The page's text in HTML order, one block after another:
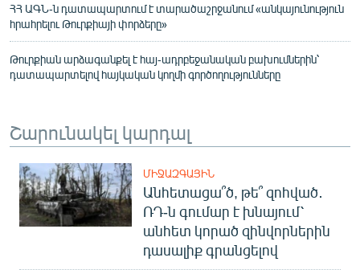
ՀՀ ԱԳՆ-ն դատապարտում է տարածաշրջանում «անկայունություն
հրահրելու Թուրքիայի փորձերը»
Թուրքիան արձագանքել է հայ-ադրբեջանական բախումներին՝
դատապարտելով հայկական կողմի գործողությունները
Շարունակել կարդալ
ՄԻՋԱԶԳԱՅԻՆ
Անհետացա՞ծ, թե՞ զոհված․
ՌԴ-ն գումար է խնայում՝
անհետ կորած զինվորներին
դասալիք գրանցելով